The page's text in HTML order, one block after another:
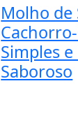
Molho de
Simples
Saboroso